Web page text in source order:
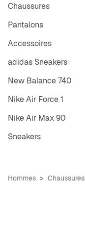
Chaussures
Pantalons
Accessoires
adidas Sneakers
New Balance 740
Nike Air Force 1
Nike Air Max 90
Sneakers
Hommes Chaussures